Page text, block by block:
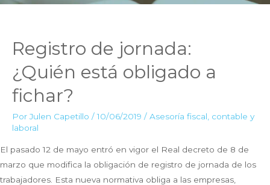
Registro de jornada:
¿Quién está obligado a
fichar?
PorJulen Capetillo /10/06/2019 / Asesoría fiscal, contable y
laboral
El pasado 12 de mayo entró en vigor el Real decreto de 8 de
marzo que modifica la obligación de registro de jornada de los
trabajadores. Esta nueva normativa obliga a las empresas,